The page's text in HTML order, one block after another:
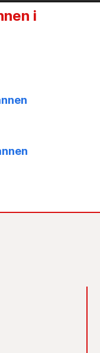
i